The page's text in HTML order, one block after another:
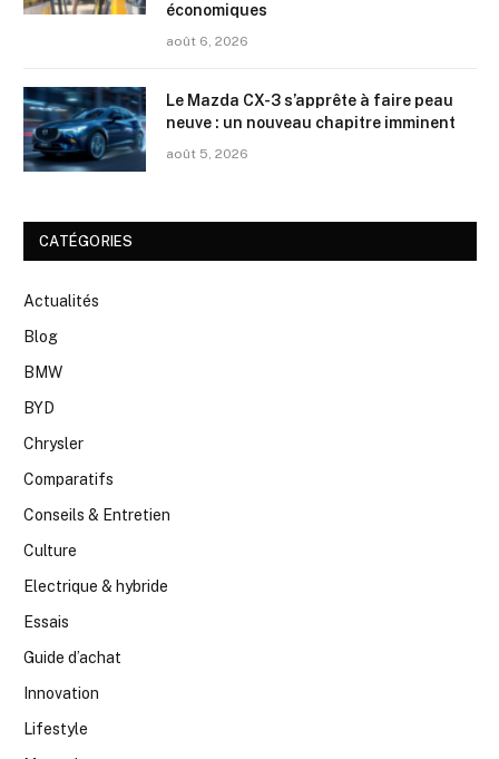
économiques
août 6, 2026
Le Mazda CX-3 s’apprête à faire peau
neuve : un nouveau chapitre imminent
août 5, 2026
CATÉGORIES
Actualités
Blog
BMW
BYD
Chrysler
Comparatifs
Conseils & Entretien
Culture
Electrique & hybride
Essais
Guide d’achat
Innovation
Lifestyle